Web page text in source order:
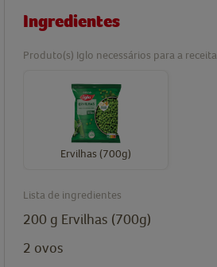
Ingredientes
Produto(s) Iglo necessários para a receita
Ervilhas (700g)
Lista de ingredientes
200 g Ervilhas (700g)
2 ovos